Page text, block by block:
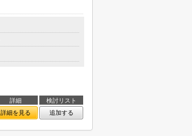
詳細
検討リスト
詳細を見る 追加する